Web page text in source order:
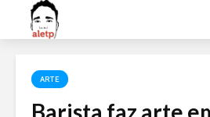
ARTE
Barista faz arte